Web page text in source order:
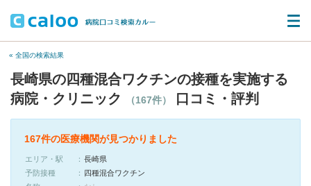
« 全国の検索結果
長崎県の四種混合ワクチンの接種を実施する
病院・クリニック
（167件） 口コミ・評判
167件の医療機関が見つかりました
エリア・駅
長崎県
予防接種
四種混合ワクチン